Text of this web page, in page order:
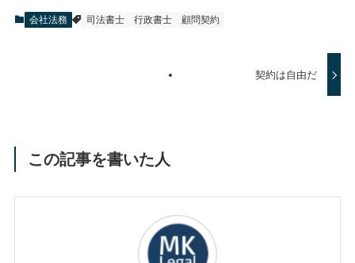
会社法務 司法書士 行政書士 顧問契約
契約は自由だ
この記事を書いた人